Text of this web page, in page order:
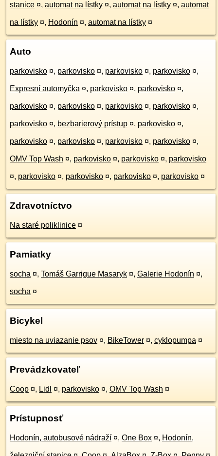
stanice ¤, automat na lístky ¤, automat na lístky ¤, automat
na lístky ¤, Hodonín ¤, automat na lístky ¤
Auto
parkovisko ¤, parkovisko ¤, parkovisko ¤, parkovisko ¤,
Expresní automyčka ¤, parkovisko ¤, parkovisko ¤,
parkovisko ¤, parkovisko ¤, parkovisko ¤, parkovisko ¤,
parkovisko ¤, bezbarierový prístup ¤, parkovisko ¤,
parkovisko ¤, parkovisko ¤, parkovisko ¤, parkovisko ¤,
OMV Top Wash ¤, parkovisko ¤, parkovisko ¤, parkovisko
¤, parkovisko ¤, parkovisko ¤, parkovisko ¤, parkovisko ¤
Zdravotníctvo
Na staré poliklinice ¤
Pamiatky
socha ¤, Tomáš Garrigue Masaryk ¤, Galerie Hodonín ¤,
socha ¤
Bicykel
miesto na uviazanie psov ¤, BikeTower ¤, cyklopumpa ¤
Prevádzkovateľ
Coop ¤, Lidl ¤, parkovisko ¤, OMV Top Wash ¤
Prístupnosť
Hodonín, autobusové nádraží ¤, One Box ¤, Hodonín,